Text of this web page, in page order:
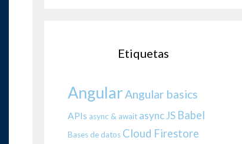
Etiquetas
AngularAngular basics
APIs async & await async JS Babel
Bases de datos Cloud Firestore